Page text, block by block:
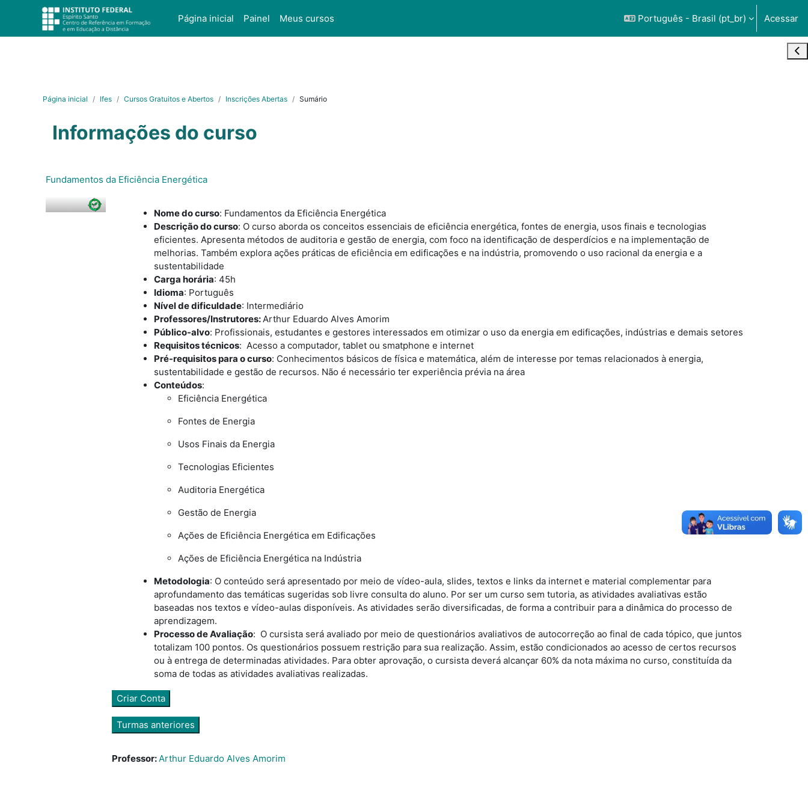
Ir para o conteúdo principal
Página inicial
Painel Meus cursos Português - Brasil ‎(pt_br)‎ Acessar
Página inicial Ifes Cursos Gratuitos e Abertos Inscrições Abertas Sumário
Informações do curso
Fundamentos da Eficiência Energética
Nome do curso: Fundamentos da Eficiência Energética
Descrição do curso: O curso aborda os conceitos essenciais de eficiência energética, fontes de energia, usos finais e tecnologias
eficientes. Apresenta métodos de auditoria e gestão de energia, com foco na identificação de desperdícios e na implementação de
melhorias. Também explora ações práticas de eficiência em edificações e na indústria, promovendo o uso racional da energia e a
sustentabilidade
Carga horária: 45h
Idioma: Português
Nível de dificuldade: Intermediário
Professores/Instrutores:Arthur Eduardo Alves Amorim
Público-alvo: Profissionais, estudantes e gestores interessados em otimizar o uso da energia em edificações, indústrias e demais setores
Requisitos técnicos: Acesso a computador, tablet ou smatphone e internet
Pré-requisitos para o curso: Conhecimentos básicos de física e matemática, além de interesse por temas relacionados à energia,
sustentabilidade e gestão de recursos. Não é necessário ter experiência prévia na área
Conteúdos:
Eficiência Energética
Fontes de Energia
Usos Finais da Energia
Tecnologias Eficientes
Auditoria Energética
Gestão de Energia
Ações de Eficiência Energética em Edificações
Ações de Eficiência Energética na Indústria
Metodologia: O conteúdo será apresentado por meio de vídeo-aula, slides, textos e links da internet e material complementar para
aprofundamento das temáticas sugeridas sob livre consulta do aluno. Por ser um curso sem tutoria, as atividades avaliativas estão
baseadas nos textos e vídeo-aulas disponíveis. As atividades serão diversificadas, de forma a contribuir para a dinâmica do processo de
aprendizagem.
Processo de Avaliação: O cursista será avaliado por meio de questionários avaliativos de autocorreção ao final de cada tópico, que juntos
totalizam 100 pontos. Os questionários possuem restrição para sua realização. Assim, estão condicionados ao acesso de certos recursos
ou à entrega de determinadas atividades. Para obter aprovação, o cursista deverá alcançar 60% da nota máxima no curso, constituída da
soma de todas as atividades avaliativas realizadas.
Criar Conta
Turmas anteriores
Professor:Arthur Eduardo Alves Amorim